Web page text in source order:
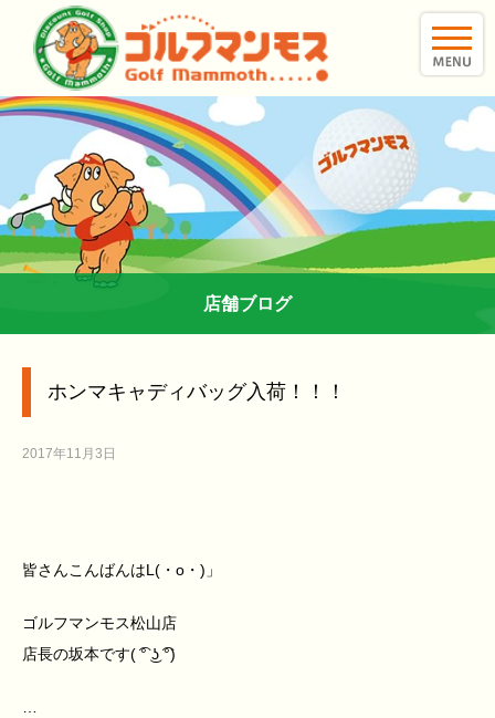
店舗ブログ
ホンマキャディバッグ入荷！！！
2017年11月3日
皆さんこんばんはL(・o・)」
ゴルフマンモス松山店
店長の坂本です( ͡° ͜ʖ ͡°)
…